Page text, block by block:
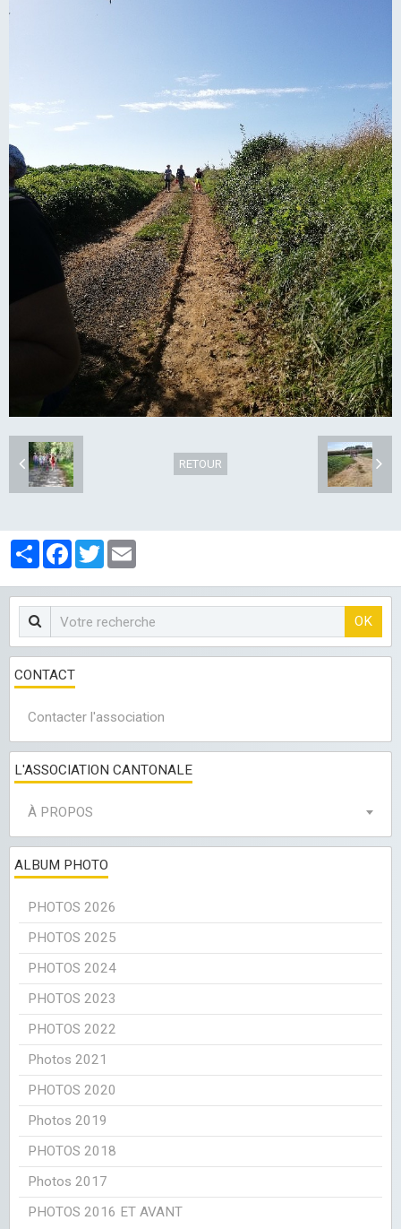
LES CLUBS
RETOUR
PartagerFacebook
Twitter
OK
CONTACT
Contacter l'association
L'ASSOCIATION CANTONALE
À PROPOS
ALBUM PHOTO
PHOTOS 2026
PHOTOS 2025
PHOTOS 2024
PHOTOS 2023
PHOTOS 2022
Photos 2021
PHOTOS 2020
Photos 2019
PHOTOS 2018
Photos 2017
PHOTOS 2016 ET AVANT